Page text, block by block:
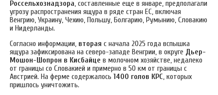
Россельхознадзора, составленные еще в январе, предполагали
угрозу распространения ящура в ряде стран ЕС, включая
Венгрию, Украину, Чехию, Польшу, Болгарию, Румынию, Словакию
и Нидерланды.
Согласно информации, вторая с начала 2025 года вспышка
ящура зафиксирована на северо-западе Венгрии, в округе Дьер-
Мошон-Шопрон в Кисбайце в молочном хозяйстве, недалеко
от границы со Словакией и примерно в 50 км от границы с
Австрией. На ферме содержалось 1400 голов КРС, которых
пришлось уничтожить.